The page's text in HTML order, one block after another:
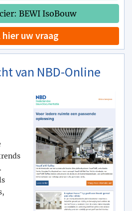
BEWI IsoBouw
hier uw vraag
van NBD-Online